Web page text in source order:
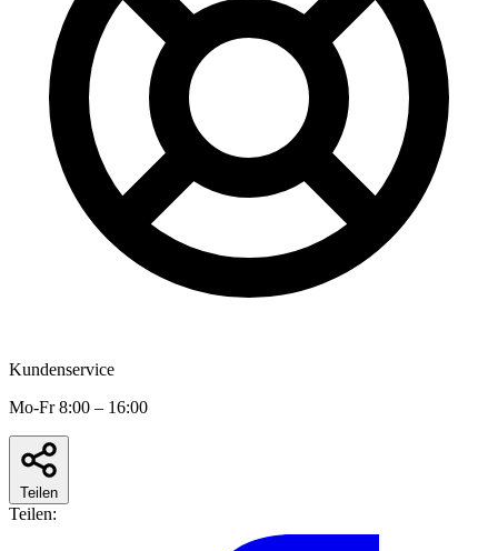
Kundenservice
Mo-Fr 8:00 – 16:00
Teilen
Teilen: